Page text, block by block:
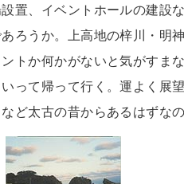
置、イベントホールの建設
ろうか。上高地の梓川・明
トか何かがないと気がすま
って帰って行く。運よく展
ど太古の昔からあるはずな